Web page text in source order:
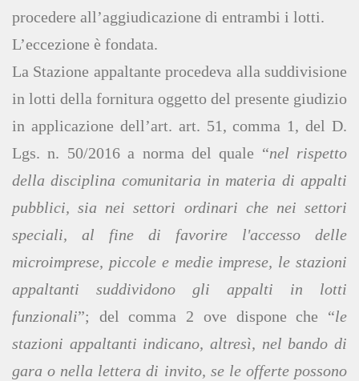
procedere all’aggiudicazione di entrambi i lotti.
L’eccezione è fondata.
La Stazione appaltante procedeva alla suddivisione
in lotti della fornitura oggetto del presente giudizio
in applicazione dell’art. art. 51, comma 1, del D.
Lgs. n. 50/2016 a norma del quale “nel rispetto
della disciplina comunitaria in materia di appalti
pubblici, sia nei settori ordinari che nei settori
speciali, al fine di favorire l'accesso delle
microimprese, piccole e medie imprese, le stazioni
appaltanti suddividono gli appalti in lotti
funzionali”; del comma 2 ove dispone che “le
stazioni appaltanti indicano, altresì, nel bando di
gara o nella lettera di invito, se le offerte possono